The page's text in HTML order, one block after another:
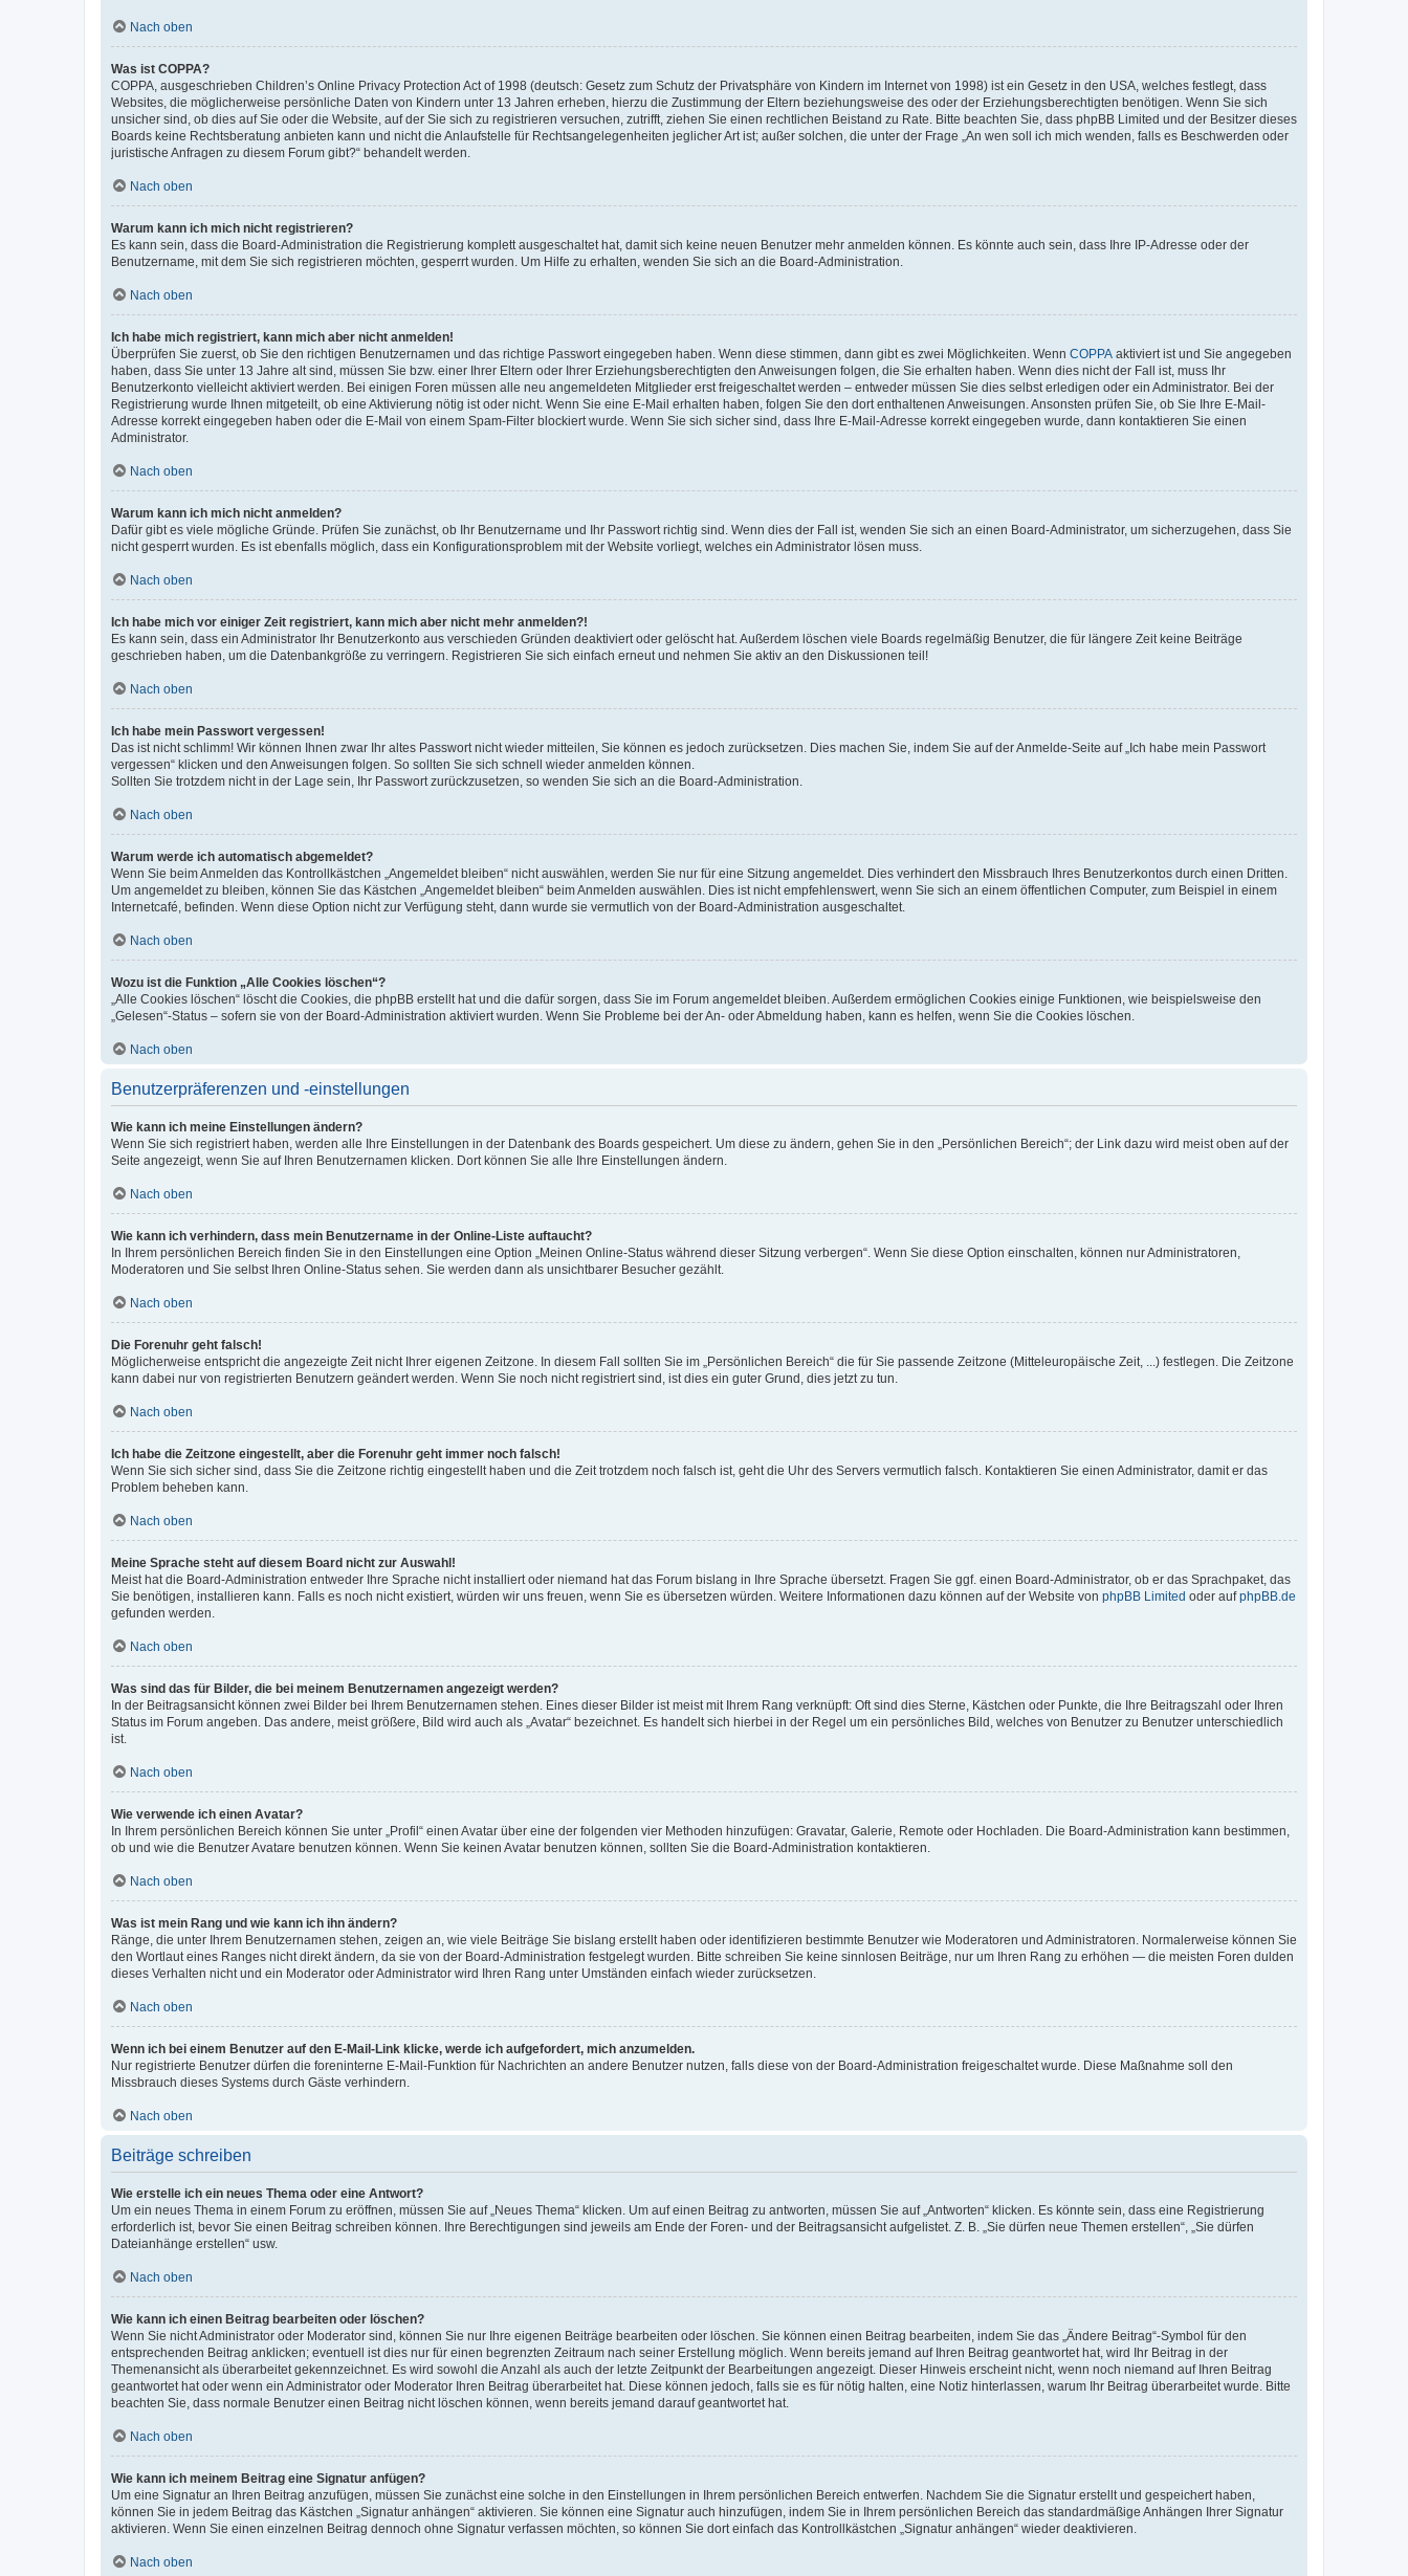
Nach oben
Was ist COPPA?
COPPA, ausgeschrieben Children’s Online Privacy Protection Act of 1998 (deutsch: Gesetz zum Schutz der Privatsphäre von Kindern im Internet von 1998) ist ein Gesetz in den USA, welches festlegt, dass
Websites, die möglicherweise persönliche Daten von Kindern unter 13 Jahren erheben, hierzu die Zustimmung der Eltern beziehungsweise des oder der Erziehungsberechtigten benötigen. Wenn Sie sich
unsicher sind, ob dies auf Sie oder die Website, auf der Sie sich zu registrieren versuchen, zutrifft, ziehen Sie einen rechtlichen Beistand zu Rate. Bitte beachten Sie, dass phpBB Limited und der Besitzer dieses
Boards keine Rechtsberatung anbieten kann und nicht die Anlaufstelle für Rechtsangelegenheiten jeglicher Art ist; außer solchen, die unter der Frage „An wen soll ich mich wenden, falls es Beschwerden oder
juristische Anfragen zu diesem Forum gibt?“ behandelt werden.
Nach oben
Warum kann ich mich nicht registrieren?
Es kann sein, dass die Board-Administration die Registrierung komplett ausgeschaltet hat, damit sich keine neuen Benutzer mehr anmelden können. Es könnte auch sein, dass Ihre IP-Adresse oder der
Benutzername, mit dem Sie sich registrieren möchten, gesperrt wurden. Um Hilfe zu erhalten, wenden Sie sich an die Board-Administration.
Nach oben
Ich habe mich registriert, kann mich aber nicht anmelden!
Überprüfen Sie zuerst, ob Sie den richtigen Benutzernamen und das richtige Passwort eingegeben haben. Wenn diese stimmen, dann gibt es zwei Möglichkeiten. Wenn COPPA aktiviert ist und Sie angegeben
haben, dass Sie unter 13 Jahre alt sind, müssen Sie bzw. einer Ihrer Eltern oder Ihrer Erziehungsberechtigten den Anweisungen folgen, die Sie erhalten haben. Wenn dies nicht der Fall ist, muss Ihr
Benutzerkonto vielleicht aktiviert werden. Bei einigen Foren müssen alle neu angemeldeten Mitglieder erst freigeschaltet werden – entweder müssen Sie dies selbst erledigen oder ein Administrator. Bei der
Registrierung wurde Ihnen mitgeteilt, ob eine Aktivierung nötig ist oder nicht. Wenn Sie eine E-Mail erhalten haben, folgen Sie den dort enthaltenen Anweisungen. Ansonsten prüfen Sie, ob Sie Ihre E-Mail-
Adresse korrekt eingegeben haben oder die E-Mail von einem Spam-Filter blockiert wurde. Wenn Sie sich sicher sind, dass Ihre E-Mail-Adresse korrekt eingegeben wurde, dann kontaktieren Sie einen
Administrator.
Nach oben
Warum kann ich mich nicht anmelden?
Dafür gibt es viele mögliche Gründe. Prüfen Sie zunächst, ob Ihr Benutzername und Ihr Passwort richtig sind. Wenn dies der Fall ist, wenden Sie sich an einen Board-Administrator, um sicherzugehen, dass Sie
nicht gesperrt wurden. Es ist ebenfalls möglich, dass ein Konfigurationsproblem mit der Website vorliegt, welches ein Administrator lösen muss.
Nach oben
Ich habe mich vor einiger Zeit registriert, kann mich aber nicht mehr anmelden?!
Es kann sein, dass ein Administrator Ihr Benutzerkonto aus verschieden Gründen deaktiviert oder gelöscht hat. Außerdem löschen viele Boards regelmäßig Benutzer, die für längere Zeit keine Beiträge
geschrieben haben, um die Datenbankgröße zu verringern. Registrieren Sie sich einfach erneut und nehmen Sie aktiv an den Diskussionen teil!
Nach oben
Ich habe mein Passwort vergessen!
Das ist nicht schlimm! Wir können Ihnen zwar Ihr altes Passwort nicht wieder mitteilen, Sie können es jedoch zurücksetzen. Dies machen Sie, indem Sie auf der Anmelde-Seite auf „Ich habe mein Passwort
vergessen“ klicken und den Anweisungen folgen. So sollten Sie sich schnell wieder anmelden können.
Sollten Sie trotzdem nicht in der Lage sein, Ihr Passwort zurückzusetzen, so wenden Sie sich an die Board-Administration.
Nach oben
Warum werde ich automatisch abgemeldet?
Wenn Sie beim Anmelden das Kontrollkästchen „Angemeldet bleiben“ nicht auswählen, werden Sie nur für eine Sitzung angemeldet. Dies verhindert den Missbrauch Ihres Benutzerkontos durch einen Dritten.
Um angemeldet zu bleiben, können Sie das Kästchen „Angemeldet bleiben“ beim Anmelden auswählen. Dies ist nicht empfehlenswert, wenn Sie sich an einem öffentlichen Computer, zum Beispiel in einem
Internetcafé, befinden. Wenn diese Option nicht zur Verfügung steht, dann wurde sie vermutlich von der Board-Administration ausgeschaltet.
Nach oben
Wozu ist die Funktion „Alle Cookies löschen“?
„Alle Cookies löschen“ löscht die Cookies, die phpBB erstellt hat und die dafür sorgen, dass Sie im Forum angemeldet bleiben. Außerdem ermöglichen Cookies einige Funktionen, wie beispielsweise den
„Gelesen“-Status – sofern sie von der Board-Administration aktiviert wurden. Wenn Sie Probleme bei der An- oder Abmeldung haben, kann es helfen, wenn Sie die Cookies löschen.
Nach oben
Benutzerpräferenzen und -einstellungen
Wie kann ich meine Einstellungen ändern?
Wenn Sie sich registriert haben, werden alle Ihre Einstellungen in der Datenbank des Boards gespeichert. Um diese zu ändern, gehen Sie in den „Persönlichen Bereich“; der Link dazu wird meist oben auf der
Seite angezeigt, wenn Sie auf Ihren Benutzernamen klicken. Dort können Sie alle Ihre Einstellungen ändern.
Nach oben
Wie kann ich verhindern, dass mein Benutzername in der Online-Liste auftaucht?
In Ihrem persönlichen Bereich finden Sie in den Einstellungen eine Option „Meinen Online-Status während dieser Sitzung verbergen“. Wenn Sie diese Option einschalten, können nur Administratoren,
Moderatoren und Sie selbst Ihren Online-Status sehen. Sie werden dann als unsichtbarer Besucher gezählt.
Nach oben
Die Forenuhr geht falsch!
Möglicherweise entspricht die angezeigte Zeit nicht Ihrer eigenen Zeitzone. In diesem Fall sollten Sie im „Persönlichen Bereich“ die für Sie passende Zeitzone (Mitteleuropäische Zeit, ...) festlegen. Die Zeitzone
kann dabei nur von registrierten Benutzern geändert werden. Wenn Sie noch nicht registriert sind, ist dies ein guter Grund, dies jetzt zu tun.
Nach oben
Ich habe die Zeitzone eingestellt, aber die Forenuhr geht immer noch falsch!
Wenn Sie sich sicher sind, dass Sie die Zeitzone richtig eingestellt haben und die Zeit trotzdem noch falsch ist, geht die Uhr des Servers vermutlich falsch. Kontaktieren Sie einen Administrator, damit er das
Problem beheben kann.
Nach oben
Meine Sprache steht auf diesem Board nicht zur Auswahl!
Meist hat die Board-Administration entweder Ihre Sprache nicht installiert oder niemand hat das Forum bislang in Ihre Sprache übersetzt. Fragen Sie ggf. einen Board-Administrator, ob er das Sprachpaket, das
Sie benötigen, installieren kann. Falls es noch nicht existiert, würden wir uns freuen, wenn Sie es übersetzen würden. Weitere Informationen dazu können auf der Website von phpBB Limited oder aufphpBB.de
gefunden werden.
Nach oben
Was sind das für Bilder, die bei meinem Benutzernamen angezeigt werden?
In der Beitragsansicht können zwei Bilder bei Ihrem Benutzernamen stehen. Eines dieser Bilder ist meist mit Ihrem Rang verknüpft: Oft sind dies Sterne, Kästchen oder Punkte, die Ihre Beitragszahl oder Ihren
Status im Forum angeben. Das andere, meist größere, Bild wird auch als „Avatar“ bezeichnet. Es handelt sich hierbei in der Regel um ein persönliches Bild, welches von Benutzer zu Benutzer unterschiedlich
ist.
Nach oben
Wie verwende ich einen Avatar?
In Ihrem persönlichen Bereich können Sie unter „Profil“ einen Avatar über eine der folgenden vier Methoden hinzufügen: Gravatar, Galerie, Remote oder Hochladen. Die Board-Administration kann bestimmen,
ob und wie die Benutzer Avatare benutzen können. Wenn Sie keinen Avatar benutzen können, sollten Sie die Board-Administration kontaktieren.
Nach oben
Was ist mein Rang und wie kann ich ihn ändern?
Ränge, die unter Ihrem Benutzernamen stehen, zeigen an, wie viele Beiträge Sie bislang erstellt haben oder identifizieren bestimmte Benutzer wie Moderatoren und Administratoren. Normalerweise können Sie
den Wortlaut eines Ranges nicht direkt ändern, da sie von der Board-Administration festgelegt wurden. Bitte schreiben Sie keine sinnlosen Beiträge, nur um Ihren Rang zu erhöhen — die meisten Foren dulden
dieses Verhalten nicht und ein Moderator oder Administrator wird Ihren Rang unter Umständen einfach wieder zurücksetzen.
Nach oben
Wenn ich bei einem Benutzer auf den E-Mail-Link klicke, werde ich aufgefordert, mich anzumelden.
Nur registrierte Benutzer dürfen die foreninterne E-Mail-Funktion für Nachrichten an andere Benutzer nutzen, falls diese von der Board-Administration freigeschaltet wurde. Diese Maßnahme soll den
Missbrauch dieses Systems durch Gäste verhindern.
Nach oben
Beiträge schreiben
Wie erstelle ich ein neues Thema oder eine Antwort?
Um ein neues Thema in einem Forum zu eröffnen, müssen Sie auf „Neues Thema“ klicken. Um auf einen Beitrag zu antworten, müssen Sie auf „Antworten“ klicken. Es könnte sein, dass eine Registrierung
erforderlich ist, bevor Sie einen Beitrag schreiben können. Ihre Berechtigungen sind jeweils am Ende der Foren- und der Beitragsansicht aufgelistet. Z. B. „Sie dürfen neue Themen erstellen“, „Sie dürfen
Dateianhänge erstellen“ usw.
Nach oben
Wie kann ich einen Beitrag bearbeiten oder löschen?
Wenn Sie nicht Administrator oder Moderator sind, können Sie nur Ihre eigenen Beiträge bearbeiten oder löschen. Sie können einen Beitrag bearbeiten, indem Sie das „Ändere Beitrag“-Symbol für den
entsprechenden Beitrag anklicken; eventuell ist dies nur für einen begrenzten Zeitraum nach seiner Erstellung möglich. Wenn bereits jemand auf Ihren Beitrag geantwortet hat, wird Ihr Beitrag in der
Themenansicht als überarbeitet gekennzeichnet. Es wird sowohl die Anzahl als auch der letzte Zeitpunkt der Bearbeitungen angezeigt. Dieser Hinweis erscheint nicht, wenn noch niemand auf Ihren Beitrag
geantwortet hat oder wenn ein Administrator oder Moderator Ihren Beitrag überarbeitet hat. Diese können jedoch, falls sie es für nötig halten, eine Notiz hinterlassen, warum Ihr Beitrag überarbeitet wurde. Bitte
beachten Sie, dass normale Benutzer einen Beitrag nicht löschen können, wenn bereits jemand darauf geantwortet hat.
Nach oben
Wie kann ich meinem Beitrag eine Signatur anfügen?
Um eine Signatur an Ihren Beitrag anzufügen, müssen Sie zunächst eine solche in den Einstellungen in Ihrem persönlichen Bereich entwerfen. Nachdem Sie die Signatur erstellt und gespeichert haben,
können Sie in jedem Beitrag das Kästchen „Signatur anhängen“ aktivieren. Sie können eine Signatur auch hinzufügen, indem Sie in Ihrem persönlichen Bereich das standardmäßige Anhängen Ihrer Signatur
aktivieren. Wenn Sie einen einzelnen Beitrag dennoch ohne Signatur verfassen möchten, so können Sie dort einfach das Kontrollkästchen „Signatur anhängen“ wieder deaktivieren.
Nach oben